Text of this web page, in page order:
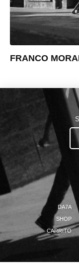
FRANCO
DA7A
SHOP
CARRITO